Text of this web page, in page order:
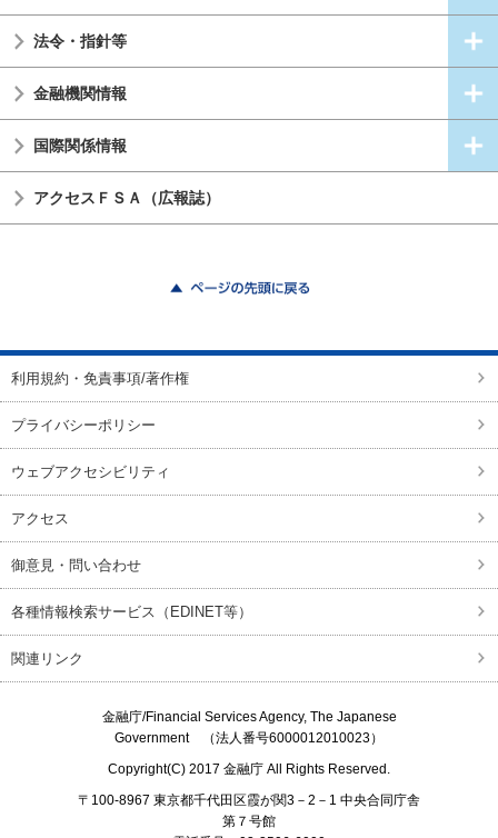
法令・指針等
金融機関情報
国際関係情報
アクセスＦＳＡ（広報誌）
利用規約・免責事項/著作権
プライバシーポリシー
ウェブアクセシビリティ
アクセス
御意見・問い合わせ
各種情報検索サービス（EDINET等）
関連リンク
金融庁/Financial Services Agency, The Japanese
Government（法人番号6000012010023）
Copyright(C) 2017 金融庁 All Rights Reserved.
〒100-8967 東京都千代田区霞が関3－2－1 中央合同庁舎
第７号館